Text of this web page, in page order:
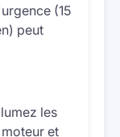
(15
peut
les
et